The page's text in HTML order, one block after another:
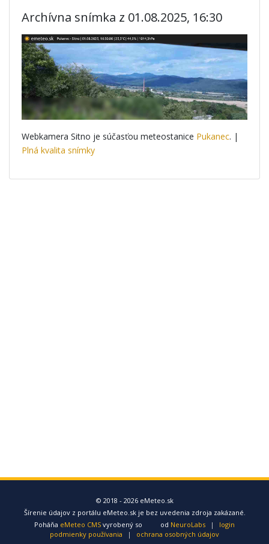
Archívna snímka z 01.08.2025, 16:30
Webkamera Sitno je súčasťou meteostanice Pukanec. |
Plná kvalita snímky
© 2018 - 2026 eMeteo.sk
Šírenie údajov z portálu eMeteo.sk je bez uvedenia zdroja zakázané.
Poháňa eMeteo CMS vyrobený so od NeuroLabs |
login
podmienky používania
| ochrana osobných údajov